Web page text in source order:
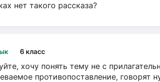
нет такого рассказа?
6 класс
хочу понять тему не с
противопоставление, говорят